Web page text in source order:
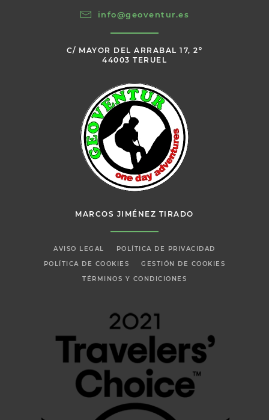
info@geoventur.es
C/ MAYOR DEL ARRABAL 17, 2º
44003 TERUEL
MARCOS JIMÉNEZ TIRADO
AVISO LEGAL
POLÍTICA DE PRIVACIDAD
POLÍTICA DE COOKIES
GESTIÓN DE COOKIES
TÉRMINOS Y CONDICIONES